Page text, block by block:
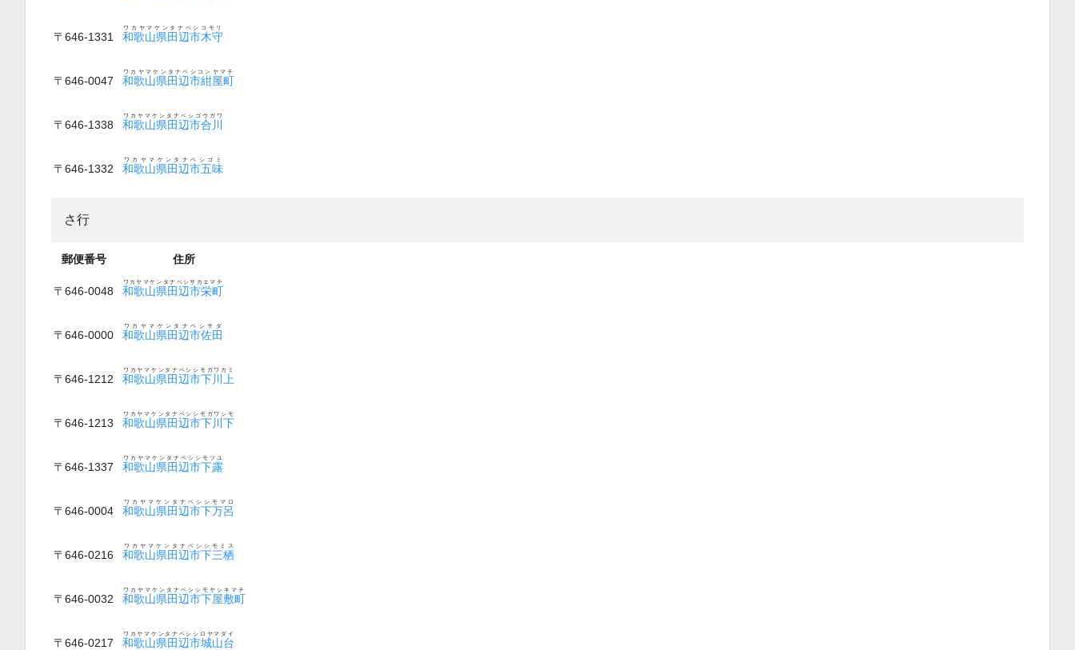
〒646-1331 和歌山県田辺市木守
ワカヤマケンタナベシコモリ
〒646-0047 和歌山県田辺市紺屋町
ワカヤマケンタナベシコンヤマチ
〒646-1338 和歌山県田辺市合川
ワカヤマケンタナベシゴウガワ
〒646-1332 和歌山県田辺市五味
ワカヤマケンタナベシゴミ
さ行
郵便番号 住所
〒646-0048 和歌山県田辺市栄町
ワカヤマケンタナベシサカエマチ
〒646-0000 和歌山県田辺市佐田
ワカヤマケンタナベシサダ
〒646-1212 和歌山県田辺市下川上
ワカヤマケンタナベシシモガワカミ
〒646-1213 和歌山県田辺市下川下
ワカヤマケンタナベシシモガワシモ
〒646-1337 和歌山県田辺市下露
ワカヤマケンタナベシシモツユ
〒646-0004 和歌山県田辺市下万呂
ワカヤマケンタナベシシモマロ
〒646-0216 和歌山県田辺市下三栖
ワカヤマケンタナベシシモミス
〒646-0032 和歌山県田辺市下屋敷町
ワカヤマケンタナベシシモヤシキマチ
〒646-0217 和歌山県田辺市城山台
ワカヤマケンタナベシシロヤマダイ